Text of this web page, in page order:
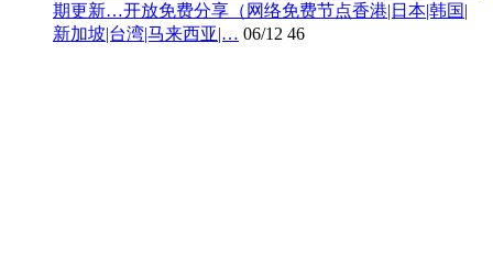
期更新…开放免费分享（网络免费节点香港|日本|韩国|
新加坡|台湾|马来西亚|… 06/12 46